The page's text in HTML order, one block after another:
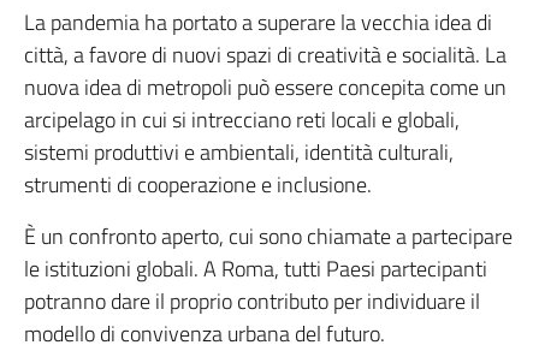
La pandemia ha portato a superare la vecchia idea di
città, a favore di nuovi spazi di creatività e socialità. La
nuova idea di metropoli può essere concepita come un
arcipelago in cui si intrecciano reti locali e globali,
sistemi produttivi e ambientali, identità culturali,
strumenti di cooperazione e inclusione.
È un confronto aperto, cui sono chiamate a partecipare
le istituzioni globali. A Roma, tutti Paesi partecipanti
potranno dare il proprio contributo per individuare il
modello di convivenza urbana del futuro.